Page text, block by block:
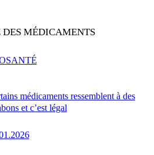
DES MÉDICAMENTS
médicaments ressemblent à des
et c’est légal
SANTÉ